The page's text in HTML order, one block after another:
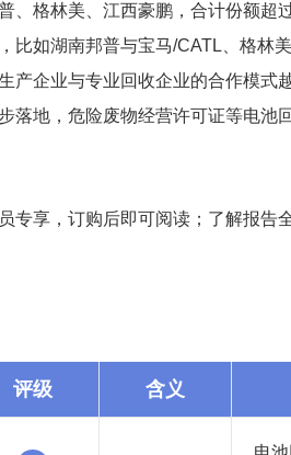
、格林美、江西豪鹏，合计份额
比如湖南邦普与宝马/CATL、格林
产企业与专业回收企业的合作模
落地，危险废物经营许可证等电
专享，订购后即可阅读；了解报告
评级 含义